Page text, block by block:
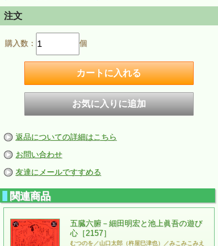
注文
購入数： 個
返品についての詳細はこちら
お問い合わせ
友達にメールですすめる
関連商品
五臓六腑－細田明宏と池上眞吾の遊び
心［2157］
むつのを／山口太郎（杵屋巳津也）／みこみこみえ